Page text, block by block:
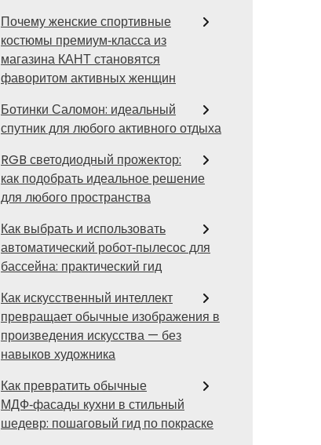
Почему женские спортивные
костюмы премиум‑класса из
магазина КАНТ становятся
фаворитом активных женщин
Ботинки Саломон: идеальный
спутник для любого активного отдыха
RGB светодиодный прожектор:
как подобрать идеальное решение
для любого пространства
Как выбрать и использовать
автоматический робот‑пылесос для
бассейна: практический гид
Как искусственный интеллект
превращает обычные изображения в
произведения искусства — без
навыков художника
Как превратить обычные
МДФ‑фасады кухни в стильный
шедевр: пошаговый гид по покраске